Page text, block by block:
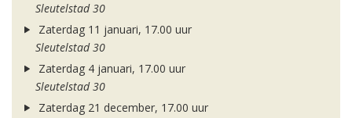
Sleutelstad 30
Zaterdag 11 januari, 17.00 uur
Sleutelstad 30
Zaterdag 4 januari, 17.00 uur
Sleutelstad 30
Zaterdag 21 december, 17.00 uur